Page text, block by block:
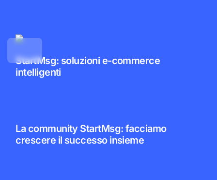
StartMsg: soluzioni e-commerce
intelligenti
La community StartMsg: facciamo
crescere il successo insieme